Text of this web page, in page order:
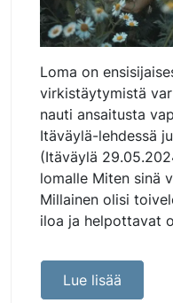
Loma on
virkistäytymistä
nauti ansaitusta
Itäväylä-lehdessä
(Itäväylä
lomalle Miten sinä
Millainen olisi
iloa ja helpottavat
Lue lisää